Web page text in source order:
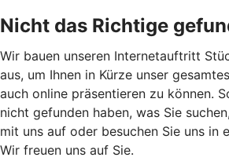
Nicht das Richtige
Wir bauen unseren Internetauftritt
aus, um Ihnen in Kürze unser
auch online präsentieren zu können.
nicht gefunden haben, was Sie
mit uns auf oder besuchen Sie uns in
Wir freuen uns auf Sie.